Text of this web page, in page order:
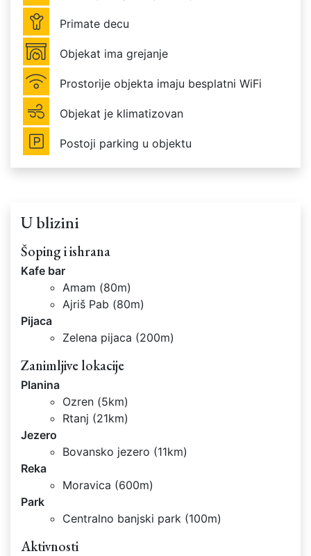
Primate decu
Objekat ima grejanje
Prostorije objekta imaju besplatni WiFi
Objekat je klimatizovan
Postoji parking u objektu
U blizini
Šoping i ishrana
Kafe bar
Amam (80m)
Ajriš Pab (80m)
Pijaca
Zelena pijaca (200m)
Zanimljive lokacije
Planina
Ozren (5km)
Rtanj (21km)
Jezero
Bovansko jezero (11km)
Reka
Moravica (600m)
Park
Centralno banjski park (100m)
Aktivnosti